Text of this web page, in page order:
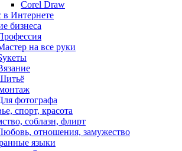
Corel Draw
в Интернете
бизнеса
на все руки
фотографа
спорт, красота
соблазн, флирт
отношения, замужество
языки